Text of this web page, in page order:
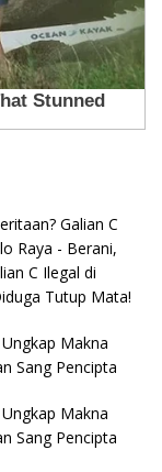
Galian C
Raya - Berani,
C Ilegal di
Tutup Mata!
Makna
Sang Pencipta
Makna
Sang Pencipta